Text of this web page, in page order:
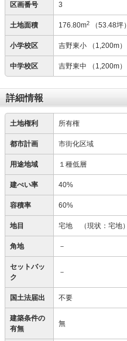
区画番号 3
土地面積 176.80m2 （53.48坪）
小学校区 吉野東小 （1,200m）
中学校区 吉野東中 （1,200m）
詳細情報
土地権利 所有権
都市計画 市街化区域
用途地域 １種低層
建ぺい率 40%
容積率 60%
地目 宅地 （現状：宅地）
角地 －
セットバッ
ク
－
国土法届出 不要
建築条件の
有無
無